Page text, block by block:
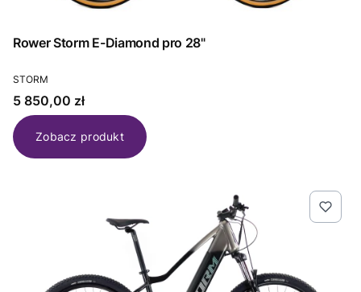
Rower Storm E-Diamond pro 28"
PRODUCENT
STORM
Cena
5 850,00 zł
Zobacz produkt